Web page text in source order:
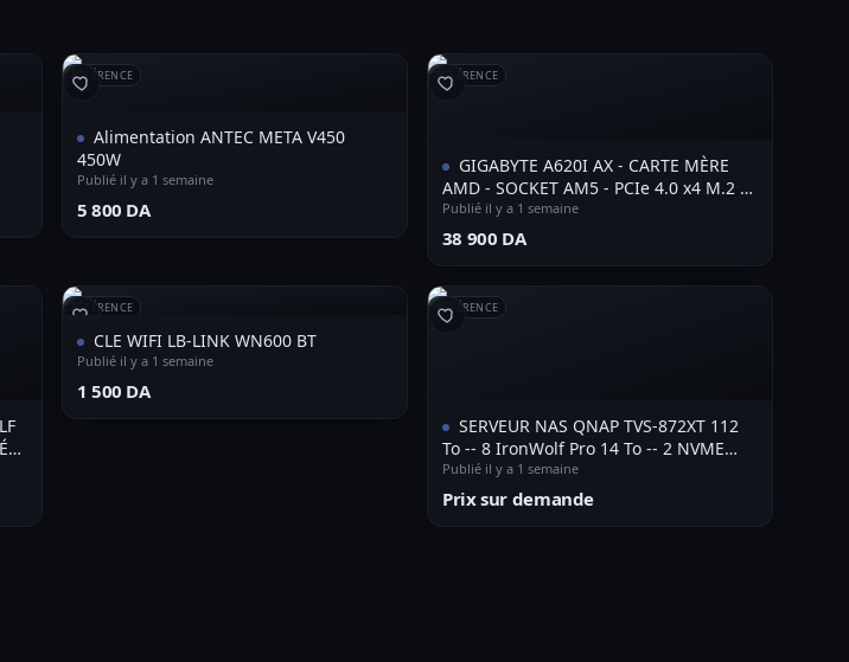
RÉFÉRENCE
Alimentation ANTEC META V450
450W
Publié il y a 1 semaine
⁦5 800 DA⁩
RÉFÉRENCE
GIGABYTE A620I AX - CARTE MÈRE
AMD - SOCKET AM5 - PCIe 4.0 x4 M.2 -
DDR5 double canal - Wi-Fi 6E -
Publié il y a 1 semaine
⁦38 900 DA⁩
RÉFÉRENCE
CLE WIFI LB-LINK WN600 BT
Publié il y a 1 semaine
⁦1 500 DA⁩
RÉFÉRENCE
SERVEUR NAS QNAP TVS-872XT 112
To -- 8 IronWolf Pro 14 To -- 2 NVME
SAMSUNG 1TO -- 32 Go RAM -- Double
10 GbE
Publié il y a 1 semaine
Prix sur demande